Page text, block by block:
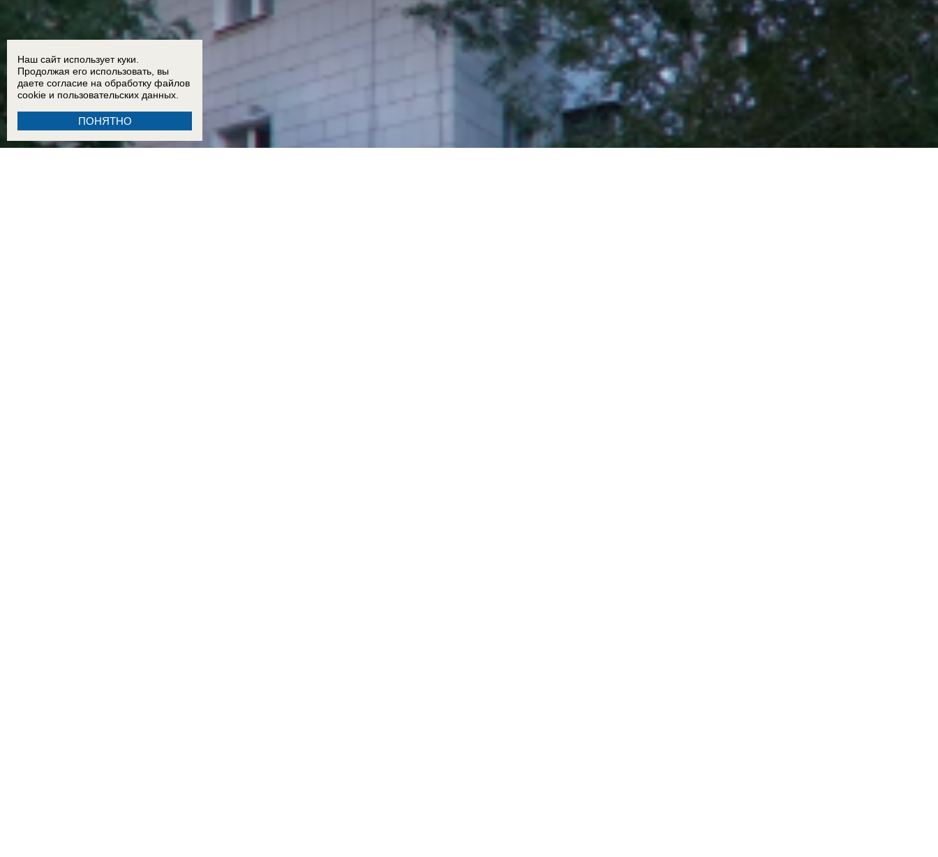
Наш сайт использует куки.
Продолжая его использовать, вы
даете согласие на обработку файлов
cookie и пользовательских данных.
ПОНЯТНО